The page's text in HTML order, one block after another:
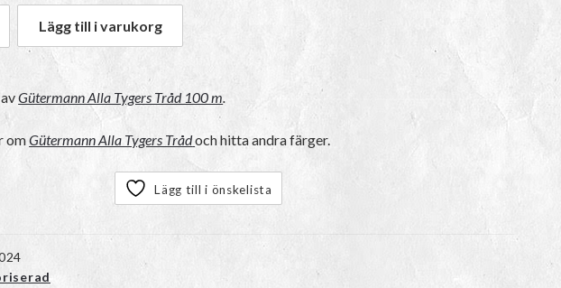
Alla Tygers Tråd 100 m | 769 Mörkbrun mängd
Lägg till i varukorg
avGütermann Alla Tygers Tråd 100 m
omGütermann Alla Tygers Trådoch hitta andra färger.
Lägg till i önskelista